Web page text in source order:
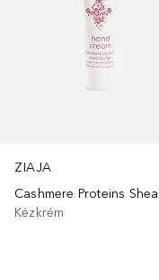
ZIAJA
Kézkrém